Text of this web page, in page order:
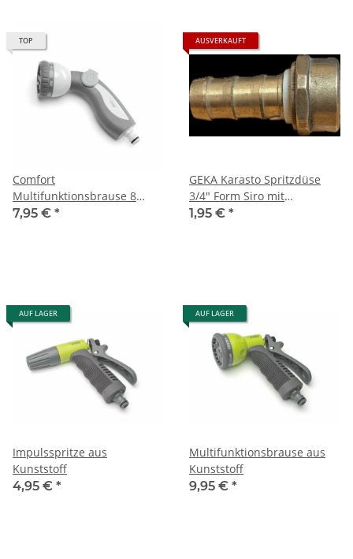
TOP
Comfort
Multifunktionsbrause 8
Wasserstrahlformen
7,95 € *
AUSVERKAUFT
GEKA Karasto Spritzdüse
3/4" Form Siro mit
Schlauchtülle
1,95 € *
AUF LAGER
Impulsspritze aus
Kunststoff
4,95 € *
AUF LAGER
Multifunktionsbrause aus
Kunststoff
9,95 € *